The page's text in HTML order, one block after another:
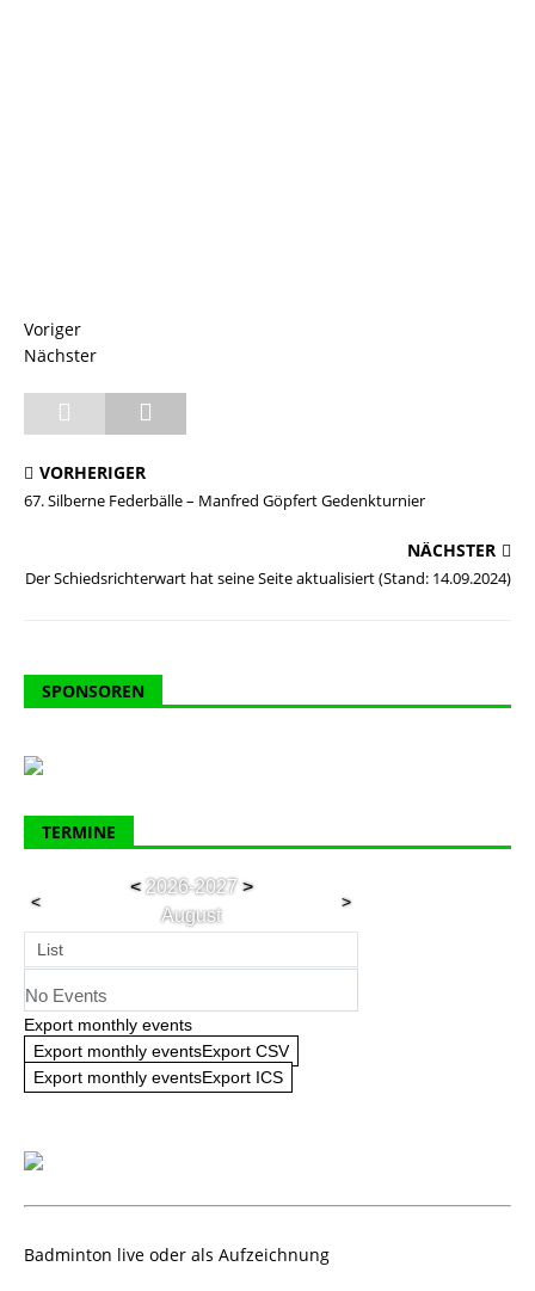
Voriger
Nächster
VORHERIGER
67. Silberne Federbälle – Manfred Göpfert Gedenkturnier
NÄCHSTER
Der Schiedsrichterwart hat seine Seite aktualisiert (Stand: 14.09.2024)
SPONSOREN
TERMINE
<
<2026-2027 >
August
>
List
No Events
Export monthly events
Export monthly eventsExport CSV
Export monthly eventsExport ICS
Badminton live oder als Aufzeichnung